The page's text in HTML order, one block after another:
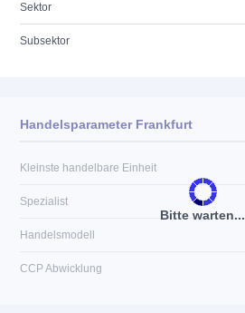
Sektor
Subsektor
Bitte warten...
Handelsparameter Frankfurt
Kleinste handelbare Einheit
Spezialist
Handelsmodell
CCP Abwicklung